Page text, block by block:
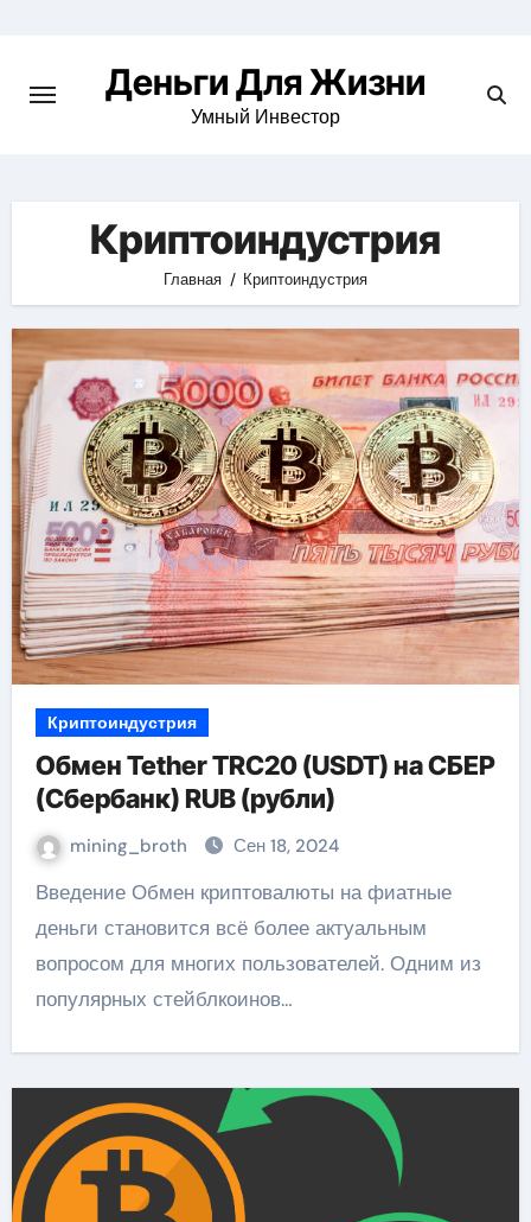
содержимомуДеньги Для Жизни
Умный Инвестор
Криптоиндустрия
Главная Криптоиндустрия
Криптоиндустрия
Обмен Tether TRC20 (USDT) на СБЕР
(Сбербанк) RUB (рубли)
mining_broth Сен 18, 2024
Введение Обмен криптовалюты на фиатные
деньги становится всё более актуальным
вопросом для многих пользователей. Одним из
популярных стейблкоинов…